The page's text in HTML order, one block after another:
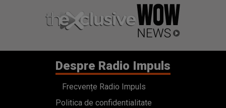
Despre Radio Impuls
Frecvențe Radio Impuls
Politica de confidentialitate